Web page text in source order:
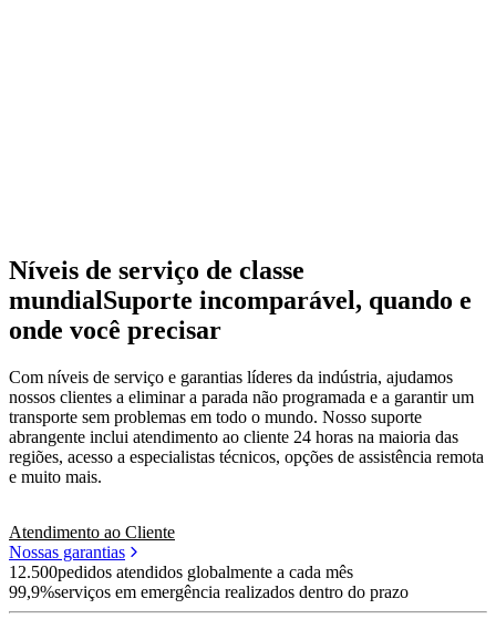
Níveis de serviço de classe
mundialSuporte incomparável, quando e
onde você precisar
Com níveis de serviço e garantias líderes da indústria, ajudamos
nossos clientes a eliminar a parada não programada e a garantir um
transporte sem problemas em todo o mundo. Nosso suporte
abrangente inclui atendimento ao cliente 24 horas na maioria das
regiões, acesso a especialistas técnicos, opções de assistência remota
e muito mais.
Atendimento ao Cliente
Nossas garantias
12.500pedidos atendidos globalmente a cada mês
99,9%serviços em emergência realizados dentro do prazo